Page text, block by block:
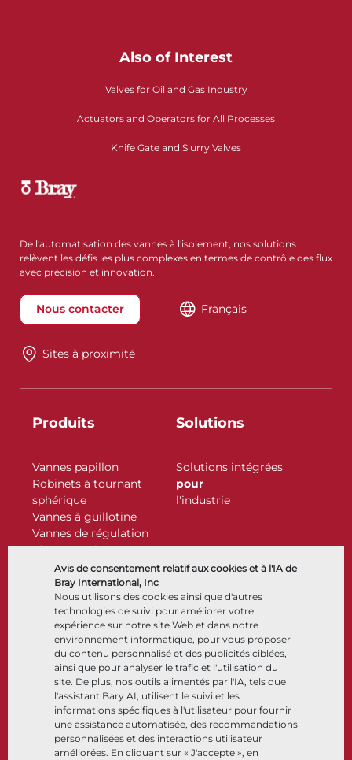
Avis de consentement relatif aux cookies et à l'IA de
Bray International, Inc
Nous utilisons des cookies ainsi que d'autres
technologies de suivi pour améliorer votre
expérience sur notre site Web et dans notre
environnement informatique, pour vous proposer
du contenu personnalisé et des publicités ciblées,
ainsi que pour analyser le trafic et l'utilisation du
site. De plus, nos outils alimentés par l'IA, tels que
l'assistant Bary AI, utilisent le suivi et les
informations spécifiques à l'utilisateur pour fournir
une assistance automatisée, des recommandations
personnalisées et des interactions utilisateur
améliorées. En cliquant sur « J'accepte », en
Also of Interest
Valves for Oil and Gas Industry
Actuators and Operators for All Processes
Knife Gate and Slurry Valves
De l'automatisation des vannes à l'isolement, nos solutions
relèvent les défis les plus complexes en termes de contrôle des flux
avec précision et innovation.
Nous contacter Français
Sites à proximité
Produits
Vannes papillon
Robinets à tournant
sphérique
Vannes à guillotine
Vannes de régulation
Clapets antiretour
Actionneurs
Accessoires de contrôle
Cryogénique
Solutions
Solutions intégrées
pour
l'industrie
Entreprise
À propos
Sites
Partenariats
Développement durable
Portail clients
Ressources
Documents
Centre de connaissance
Logiciels
Sélection de matériaux